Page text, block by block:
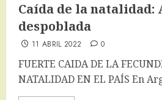
Caída de la
despoblada
11 ABRIL 2022 0
FUERTE CAIDA DE LA
NATALIDAD EN EL PAÍS En